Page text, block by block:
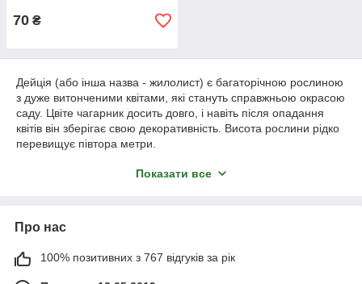
70 ₴
Дейція (або інша назва - жилолист) є багаторічною рослиною
з дуже витонченими квітами, які стануть справжньою окрасою
саду. Цвіте чагарник досить довго, і навіть після опадання
квітів він зберігає свою декоративність. Висота рослини рідко
перевищує півтора метри.
кольорів. Дуже часто в ландшафтному дизайні дейцію
випадку така рослина виглядає дійсно красиво та
Якщо вам теж хочеться посадити його на своїй ділянці,
можете купити саджанці дейції та зайнятися вирощуванням.
Показати все
Про нас
100% позитивних з 767 відгуків за рік